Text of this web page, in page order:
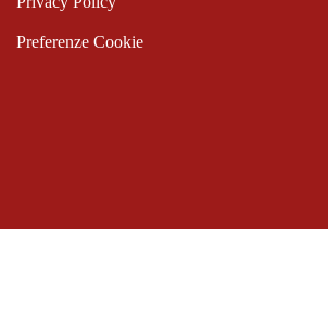
Preferenze Cookie